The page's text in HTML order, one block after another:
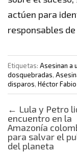
actúen para
responsables
Etiquetas: Asesinan a
dosquebradas,
disparos, Héctor
Post navigation
← Lula y Petro
encuentro en la
Amazonía
para salvar el
del planeta